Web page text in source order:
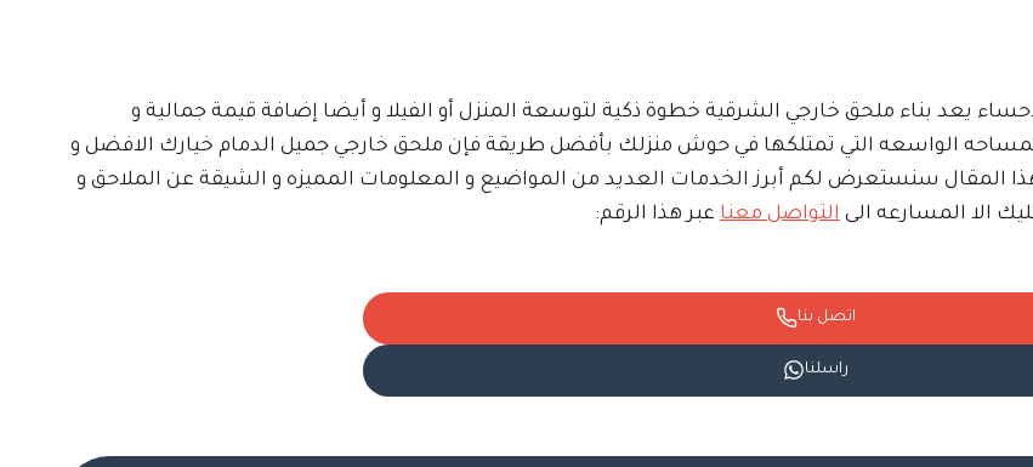
يعد بناء ملحق خارجي الشرقية خطوة ذكية لتوسعة المنزل أو الفيلا و أيضا إضافة قيمة جمالية و
الواسعه التي تمتلكها في حوش منزلك بأفضل طريقة فإن ملحق خارجي جميل الدمام خيارك الافضل و
المقال سنستعرض لكم أبرز الخدمات العديد من المواضيع و المعلومات المميزه و الشيقة عن الملاحق و
الا المسارعه الى التواصل معنا عبر هذا الرقم:
اتصل بنا
راسلنا